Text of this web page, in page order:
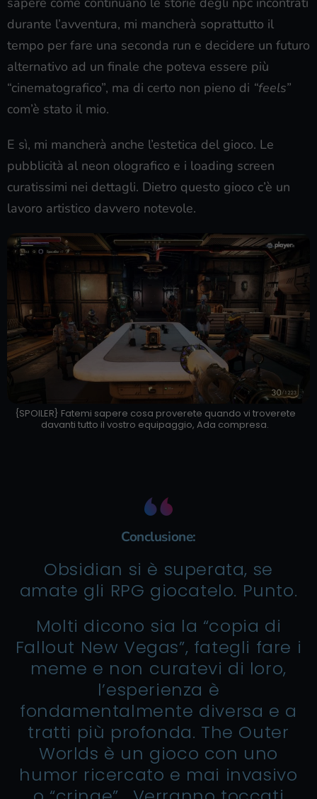
durante l’avventura, mi mancherà soprattutto il
tempo per fare una seconda run e decidere un futuro
alternativo ad un finale che poteva essere più
“cinematografico”, ma di certo non pieno di “feels”
com’è stato il mio.
E sì, mi mancherà anche l’estetica del gioco. Le
pubblicità al neon olografico e i loading screen
curatissimi nei dettagli. Dietro questo gioco c’è un
lavoro artistico davvero notevole.
{SPOILER} Fatemi sapere cosa proverete quando vi troverete
davanti tutto il vostro equipaggio, Ada compresa.
Conclusione:
Obsidian si è superata, se
amate gli RPG giocatelo. Punto.
Molti dicono sia la “copia di
Fallout New Vegas”, fategli fare i
meme e non curatevi di loro,
l’esperienza è
fondamentalmente diversa e a
tratti più profonda. The Outer
Worlds è un gioco con uno
humor ricercato e mai invasivo